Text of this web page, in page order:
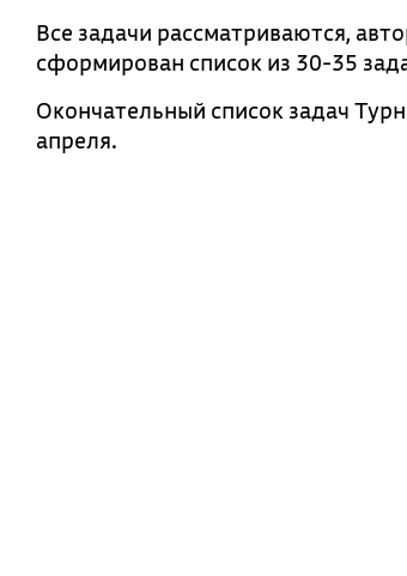
Все задачи рассматриваются,
сформирован список из 30-35
Окончательный список задач
апреля.